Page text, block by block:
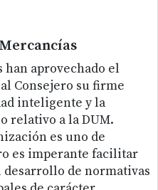
han aprovechado el
Consejero su firme
inteligente y la
relativo a la DUM.
es uno de
es imperante facilitar
desarrollo de normativas